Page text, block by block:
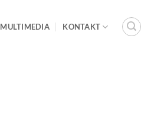
MULTIMEDIA KONTAKT